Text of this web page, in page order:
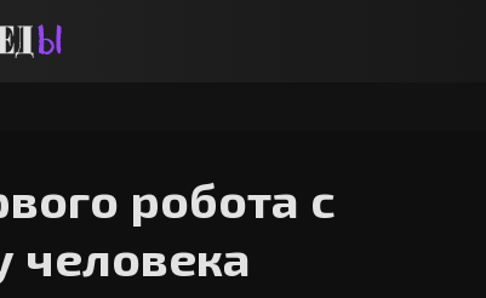
робота с
человека